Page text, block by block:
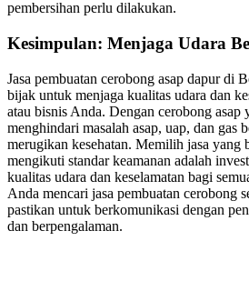
pembersihan perlu dilakukan.
Kesimpulan: Menjaga Udara
Jasa pembuatan cerobong asap dapur di
bijak untuk menjaga kualitas udara dan
atau bisnis Anda. Dengan cerobong asap
menghindari masalah asap, uap, dan gas
merugikan kesehatan. Memilih jasa yang
mengikuti standar keamanan adalah
kualitas udara dan keselamatan bagi
Anda mencari jasa pembuatan cerobong
pastikan untuk berkomunikasi dengan
dan berpengalaman.